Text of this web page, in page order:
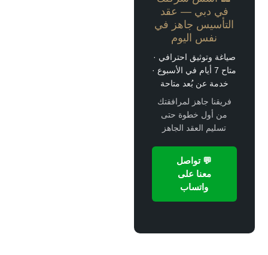
في دبي — عقد
جاهز في
نفس اليوم
وتوثيق احترافي ·
متاح 7 أيام في الأسبوع ·
خدمة عن بُعد متاحة
جاهز لمرافقتك
من أول خطوة حتى
تسليم العقد الجاهز